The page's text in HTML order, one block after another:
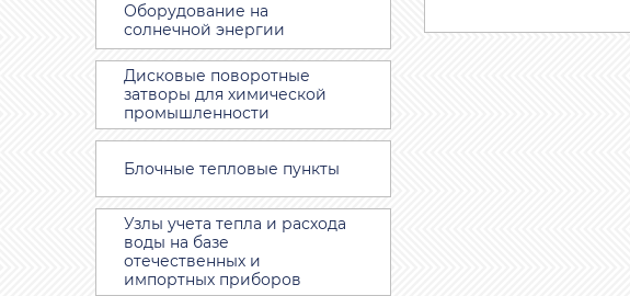
Оборудование на
солнечной энергии
Дисковые поворотные
затворы для химической
промышленности
Блочные тепловые пункты
Узлы учета тепла и расхода
воды на базе
отечественных и
импортных приборов